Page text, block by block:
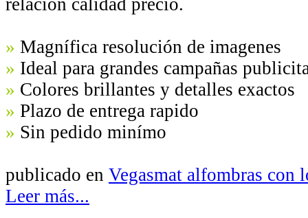
» Magnífica resolución de imagenes
» Ideal para grandes campañas
» Colores brillantes y detalles exactos
» Plazo de entrega rapido
» Sin pedido minímo
publicado en Vegasmat alfombras con
Leer más...